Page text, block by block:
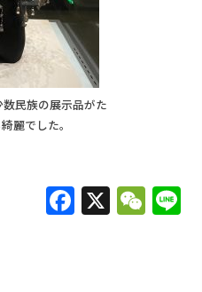
民族の展示品がた
麗でした。
F
a
X W
e